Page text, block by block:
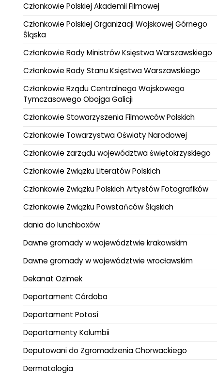
Członkowie Polskiej Akademii Filmowej
Członkowie Polskiej Organizacji Wojskowej Górnego
Śląska
Członkowie Rady Ministrów Księstwa Warszawskiego
Członkowie Rady Stanu Księstwa Warszawskiego
Członkowie Rządu Centralnego Wojskowego
Tymczasowego Obojga Galicji
Członkowie Stowarzyszenia Filmowców Polskich
Członkowie Towarzystwa Oświaty Narodowej
Członkowie zarządu województwa świętokrzyskiego
Członkowie Związku Literatów Polskich
Członkowie Związku Polskich Artystów Fotografików
Członkowie Związku Powstańców Śląskich
dania do lunchboxów
Dawne gromady w województwie krakowskim
Dawne gromady w województwie wrocławskim
Dekanat Ozimek
Departament Córdoba
Departament Potosí
Departamenty Kolumbii
Deputowani do Zgromadzenia Chorwackiego
Dermatologia